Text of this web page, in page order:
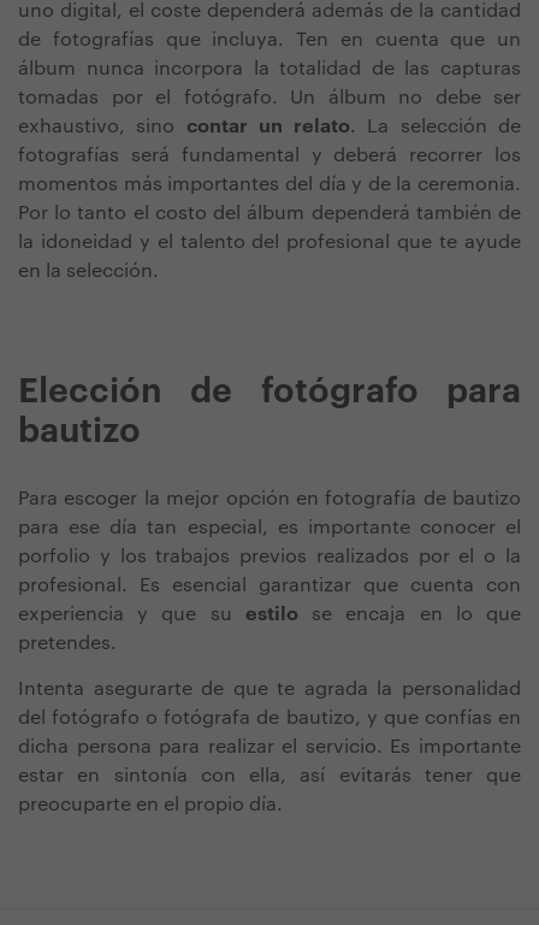
uno digital, el coste dependerá además de la cantidad
de fotografías que incluya. Ten en cuenta que un
álbum nunca incorpora la totalidad de las capturas
tomadas por el fotógrafo. Un álbum no debe ser
exhaustivo, sino contar un relato. La selección de
fotografías será fundamental y deberá recorrer los
momentos más importantes del día y de la ceremonia.
Por lo tanto el costo del álbum dependerá también de
la idoneidad y el talento del profesional que te ayude
en la selección.
Elección de fotógrafo para
bautizo
Para escoger la mejor opción en fotografía de bautizo
para ese día tan especial, es importante conocer el
porfolio y los trabajos previos realizados por el o la
profesional. Es esencial garantizar que cuenta con
experiencia y que su estilo se encaja en lo que
pretendes.
Intenta asegurarte de que te agrada la personalidad
del fotógrafo o fotógrafa de bautizo, y que confías en
dicha persona para realizar el servicio. Es importante
estar en sintonía con ella, así evitarás tener que
preocuparte en el propio día.